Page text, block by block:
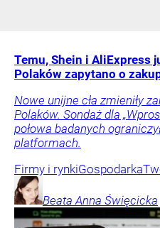
Temu, Shein i AliExpress
Polaków zapytano o
Nowe unijne cła zmieniły
Polaków. Sondaż dla
połowa badanych
platformach.
Firmy i rynkiGospodarka
Beata Anna Święcicka